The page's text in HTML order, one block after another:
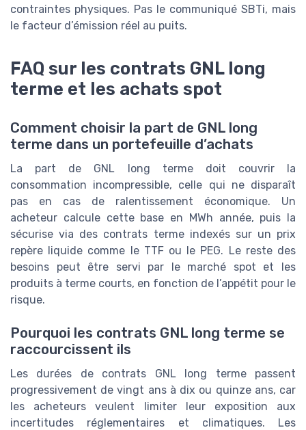
contraintes physiques. Pas le communiqué SBTi, mais
le facteur d’émission réel au puits.
FAQ sur les contrats GNL long
terme et les achats spot
Comment choisir la part de GNL long
terme dans un portefeuille d’achats
La part de GNL long terme doit couvrir la
consommation incompressible, celle qui ne disparaît
pas en cas de ralentissement économique. Un
acheteur calcule cette base en MWh année, puis la
sécurise via des contrats terme indexés sur un prix
repère liquide comme le TTF ou le PEG. Le reste des
besoins peut être servi par le marché spot et les
produits à terme courts, en fonction de l’appétit pour le
risque.
Pourquoi les contrats GNL long terme se
raccourcissent ils
Les durées de contrats GNL long terme passent
progressivement de vingt ans à dix ou quinze ans, car
les acheteurs veulent limiter leur exposition aux
incertitudes réglementaires et climatiques. Les